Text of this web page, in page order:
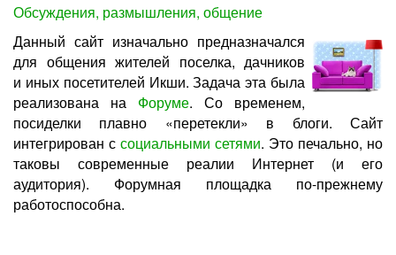
Обсуждения, размышления, общение
Данный сайт изначально предназначался
для общения жителей поселка, дачников
и иных посетителей Икши. Задача эта была
реализована на Форуме. Со временем,
посиделки плавно «перетекли» в блоги. Сайт
интегрирован с социальными сетями. Это печально, но
таковы современные реалии Интернет (и его
аудитория). Форумная площадка по-прежнему
работоспособна.